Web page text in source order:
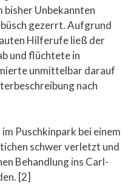
bisher Unbekannten
gezerrt. Aufgrund
Hilferufe ließ der
und flüchtete in
unmittelbar darauf
nach
Puschkinpark bei einem
schwer verletzt und
Behandlung ins Carl-
[2]